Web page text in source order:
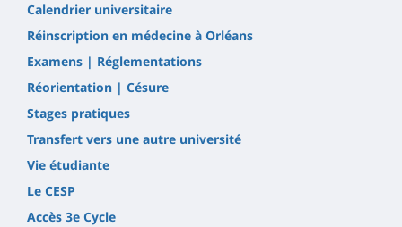
Calendrier universitaire
Réinscription en médecine à Orléans
Examens | Réglementations
Réorientation | Césure
Stages pratiques
Transfert vers une autre université
Vie étudiante
Le CESP
Accès 3e Cycle